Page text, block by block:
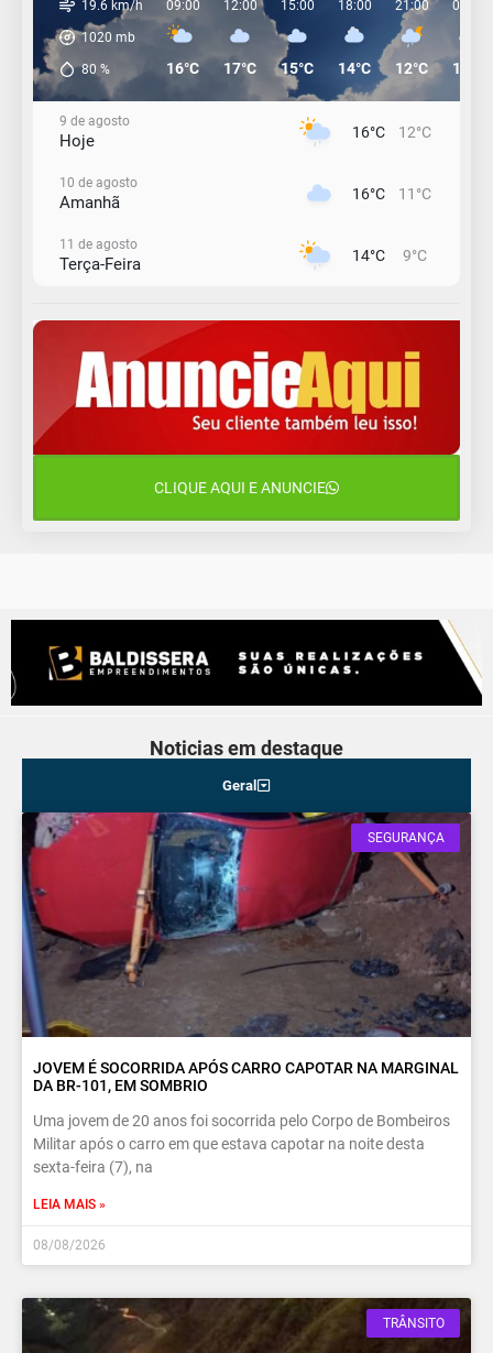
19.6 km/h
1020 mb
80 %
09:00
16°C
12:00
17°C
15:00
15°C
18:00
14°C
21:00
12°C
00:00
12°C
9 de agosto
Hoje 16°C 12°C
10 de agosto
Amanhã 16°C 11°C
11 de agosto
Terça-Feira 14°C 9°C
Quarta-Feira 13°C 11°C
13 de agosto
Quinta-Feira
CLIQUE AQUI E ANUNCIE
Noticias em destaque
Geral
SEGURANÇA
JOVEM É SOCORRIDA APÓS CARRO CAPOTAR NA MARGINAL
DA BR-101, EM SOMBRIO
Uma jovem de 20 anos foi socorrida pelo Corpo de Bombeiros
Militar após o carro em que estava capotar na noite desta
sexta-feira (7), na
LEIA MAIS »
08/08/2026
TRÂNSITO